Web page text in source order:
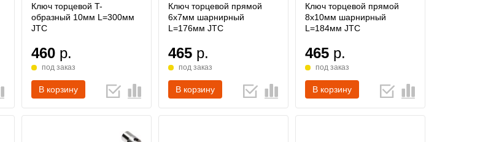
Ключ торцевой T-
образный 10мм L=300мм
JTC
460 р.
под заказ
В корзину
Ключ торцевой прямой
6х7мм шарнирный
L=176мм JTC
465 р.
под заказ
В корзину
Ключ торцевой прямой
8х10мм шарнирный
L=184мм JTC
465 р.
под заказ
В корзину